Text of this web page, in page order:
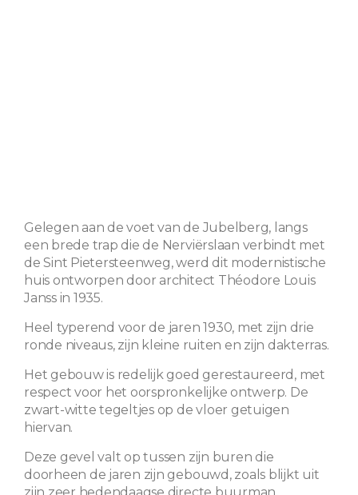
Gelegen aan de voet van de Jubelberg, langs
een brede trap die de Nerviërslaan verbindt met
de Sint Pietersteenweg, werd dit modernistische
huis ontworpen door architect Théodore Louis
Janss in 1935.
Heel typerend voor de jaren 1930, met zijn drie
ronde niveaus, zijn kleine ruiten en zijn dakterras.
Het gebouw is redelijk goed gerestaureerd, met
respect voor het oorspronkelijke ontwerp. De
zwart-witte tegeltjes op de vloer getuigen
hiervan.
Deze gevel valt op tussen zijn buren die
doorheen de jaren zijn gebouwd, zoals blijkt uit
zijn zeer hedendaagse directe buurman.